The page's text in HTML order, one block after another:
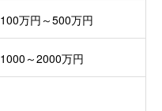
100万円～500万円
1000～2000万円